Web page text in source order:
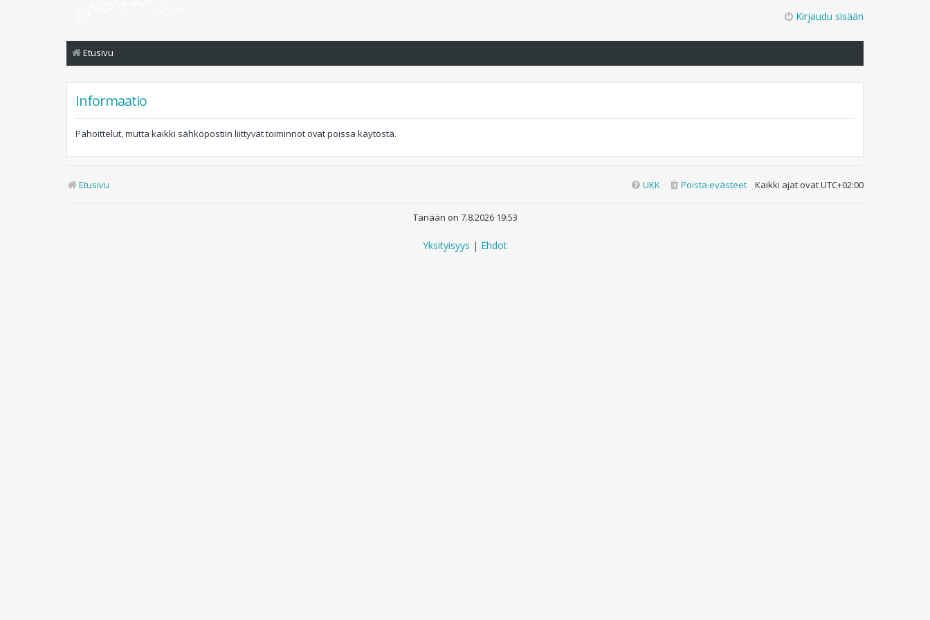
Kirjaudu sisään
Etusivu
Informaatio
Pahoittelut, mutta kaikki sähköpostiin liittyvät toiminnot ovat poissa käytöstä.
Etusivu Kaikki ajat ovatUTC+02:00
Poista evästeet
UKK
Tänään on 7.8.2026 19:53
Yksityisyys | Ehdot